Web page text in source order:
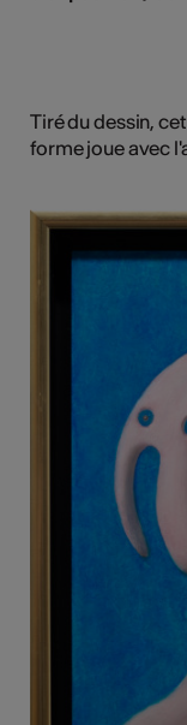
Tiré du dessin,
forme joue avec